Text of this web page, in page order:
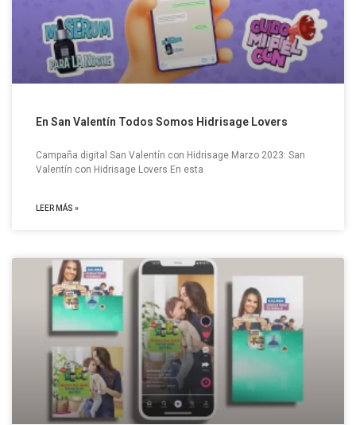
En San Valentín Todos Somos Hidrisage Lovers
Campaña digital San Valentín con Hidrisage Marzo 2023: San
Valentín con Hidrisage Lovers En esta
LEER MÁS »